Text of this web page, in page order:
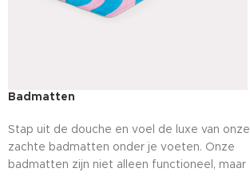
Badmatten
Stap uit de douche en voel de luxe van onze
zachte badmatten onder je voeten. Onze
badmatten zijn niet alleen functioneel, maar